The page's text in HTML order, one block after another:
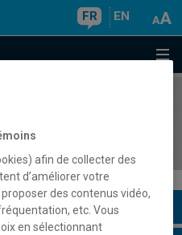
FR EN
afin de collecter des
d’améliorer votre
des contenus vidéo,
etc. Vous
en sélectionnant